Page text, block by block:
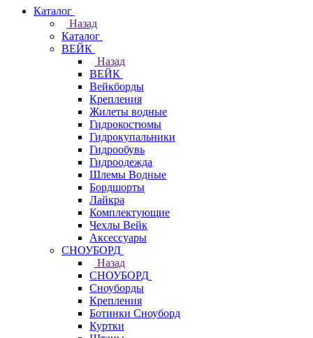
Каталог
Назад
Каталог
ВЕЙК
Назад
ВЕЙК
Вейкборды
Крепления
Жилеты водные
Гидрокостюмы
Гидрокупальники
Гидрообувь
Гидроодежда
Шлемы Водные
Бордшорты
Лайкра
Комплектующие
Чехлы Вейк
Аксессуары
СНОУБОРД
Назад
СНОУБОРД
Сноуборды
Крепления
Ботинки Сноуборд
Куртки